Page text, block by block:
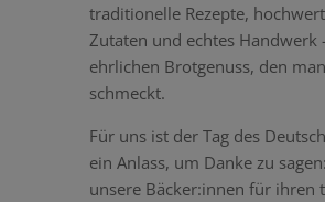
traditionelle Rezepte,
Zutaten und echtes Handwerk
ehrlichen Brotgenuss, den man
schmeckt.
Für uns ist der Tag des
ein Anlass, um Danke zu
unsere Bäcker:innen für ihren